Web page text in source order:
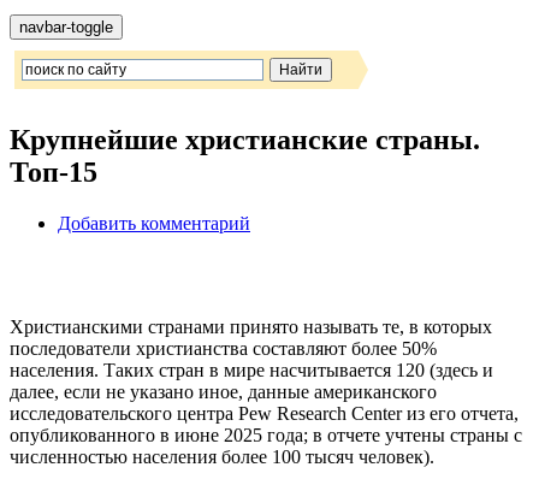
navbar-toggle
Крупнейшие христианские страны.
Топ-15
Добавить комментарий
Христианскими странами принято называть те, в которых
последователи христианства составляют более 50%
населения. Таких стран в мире насчитывается 120 (здесь и
далее, если не указано иное, данные американского
исследовательского центра Pew Research Center из его отчета,
опубликованного в июне 2025 года; в отчете учтены страны с
численностью населения более 100 тысяч человек).